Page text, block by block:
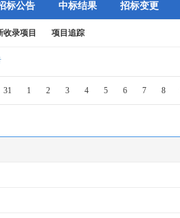
标公告 中标结果 招标变更
收录项目 项目追踪
31 1 2 3 4 5 6 7 8